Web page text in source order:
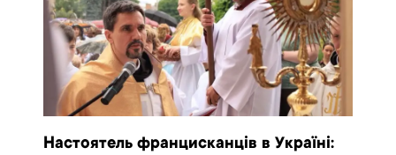
Настоятель францисканців в Україні: